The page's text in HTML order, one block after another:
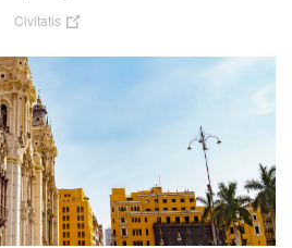
Civitatis